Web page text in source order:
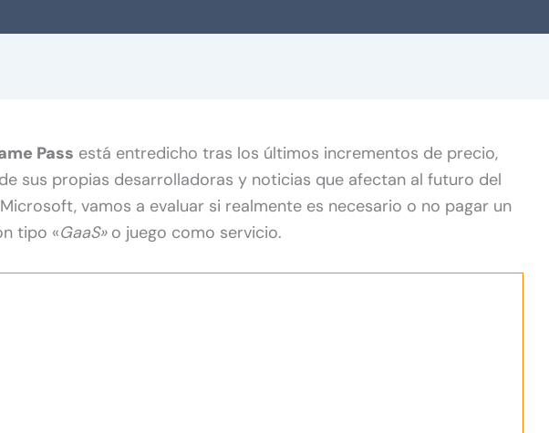
Pass está entredicho tras los últimos incrementos de precio,
sus propias desarrolladoras y noticias que afectan al futuro del
vamos a evaluar si realmente es necesario o no pagar un
tipo «GaaS» o juego como servicio.